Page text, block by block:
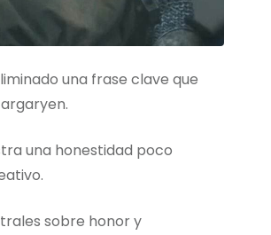
una frase clave que
una honestidad poco
sobre honor y